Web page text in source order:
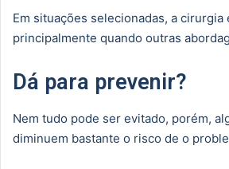
Em situações selecionadas, a cirurgia
principalmente quando outras
Dá para prevenir?
Nem tudo pode ser evitado, porém,
diminuem bastante o risco de o